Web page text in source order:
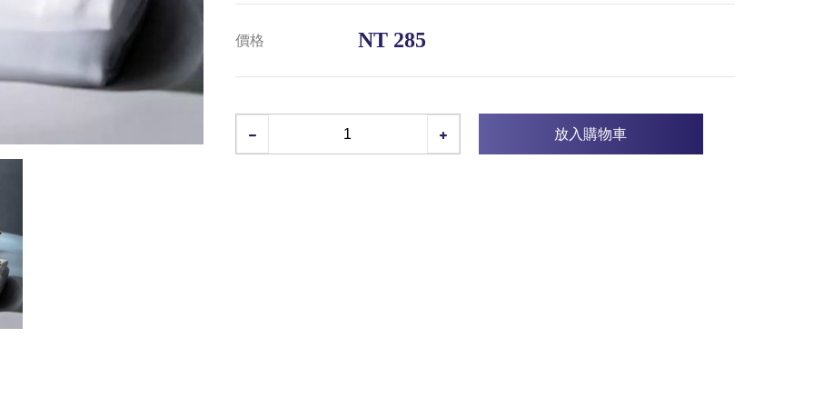
價格 NT 285
放入購物車